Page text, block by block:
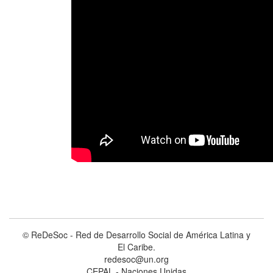
© ReDeSoc - Red de Desarrollo Social de América Latina y
El Caribe.
redesoc@un.org